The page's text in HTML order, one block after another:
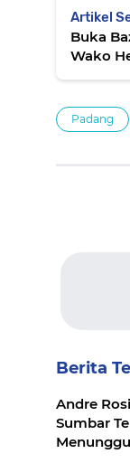
Artikel
Buka
Wako
Padang
Berita
Andre
Sumbar